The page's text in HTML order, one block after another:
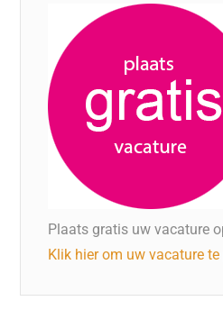
Plaats gratis uw vacature
Klik hier om uw vacature